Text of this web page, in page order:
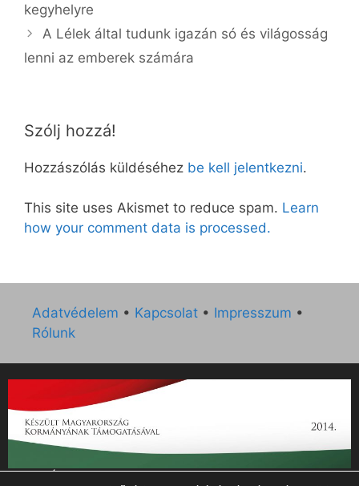
kegyhelyre
A Lélek által tudunk igazán só és világosság
lenni az emberek számára
Szólj hozzá!
Hozzászólás küldéséhez be kell jelentkezni.
This site uses Akismet to reduce spam. Learn
how your comment data is processed.
Adatvédelem • Kapcsolat • Impresszum •
Rólunk
„Az Új Ember katolikus hetilap 2014. évi működésének